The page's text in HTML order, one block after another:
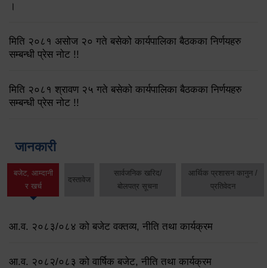
।
मिति २०८१ असोज २० गते बसेको कार्यपालिका बैठकका निर्णयहरु
सम्बन्धी प्रेस नोट !!
मिति २०८१ श्रावण २५ गते बसेको कार्यपालिका बैठकका निर्णयहरु
सम्बन्धी प्रेस नोट !!
जानकारी
बजेट, आम्दानी
र खर्च
दस्तावेज
सार्वजनिक खरिद/
बोलपत्र सूचना
आर्थिक प्रशासन कानुन /
प्रतिवेदन
आ.व. २०८३/०८४ को बजेट वक्तव्य, नीति तथा कार्यक्रम
आ.व. २०८२/०८३ को वार्षिक बजेट, नीति तथा कार्यक्रम